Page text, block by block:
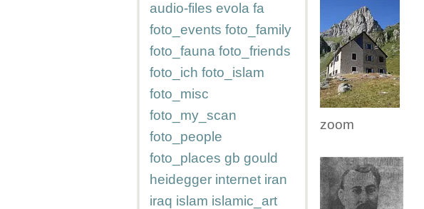
audio-files evola fa
foto_events foto_family
foto_fauna foto_friends
foto_ich foto_islam
foto_misc
foto_my_scan
foto_people
foto_places gb gould
heidegger internet iran
iraq islam islamic_art
zoom